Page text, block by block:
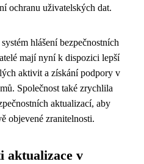
ochranu uživatelských dat.
hlášení bezpečnostních
mají nyní k dispozici lepší
aktivit a získání podpory v
Společnost také zrychlila
aktualizací, aby
objevené zranitelnosti.
aktualizace v